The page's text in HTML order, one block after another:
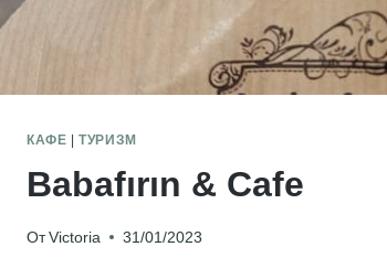
КАФЕ |ТУРИЗМ
Babafırın & Cafe
От Victoria 31/01/2023